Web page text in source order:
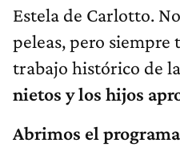
Estela de Carlotto.
peleas, pero
trabajo histórico de la
nietos y los hijos
Abrimos el